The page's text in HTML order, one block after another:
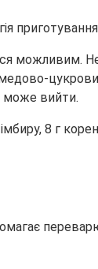
може вийти.
8 г